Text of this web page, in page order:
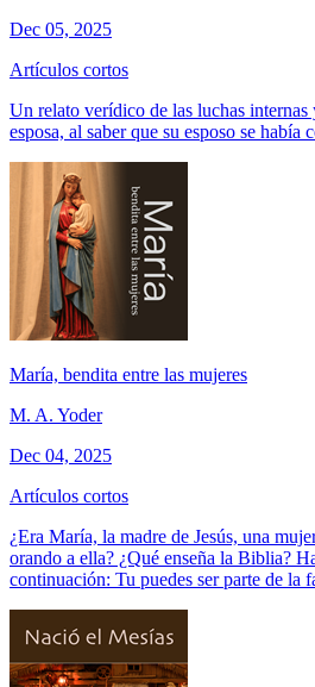
Dec 05, 2025
Artículos cortos
Un relato verídico de las luchas internas
esposa, al saber que su esposo se había
María, bendita entre las mujeres
M. A. Yoder
Dec 04, 2025
Artículos cortos
¿Era María, la madre de Jesús, una
orando a ella? ¿Qué enseña la Biblia?
continuación: Tu puedes ser parte de la